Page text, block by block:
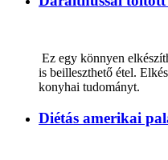
Ez egy könnyen
is beilleszthető étel.
konyhai tudományt.
Diétás amerikai